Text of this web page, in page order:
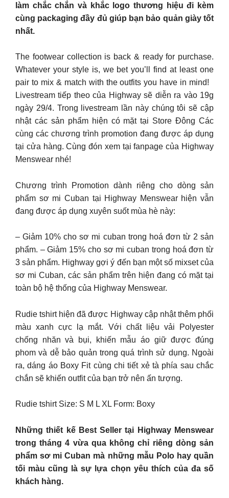
làm chắc chắn và khắc logo thương hiệu đi kèm
cùng packaging đầy đủ giúp bạn bảo quản giày tốt
nhất.
The footwear collection is back & ready for purchase.
Whatever your style is, we bet you’ll find at least one
pair to mix & match with the outfits you have in mind!
Livestream tiếp theo của Highway sẽ diễn ra vào 19g
ngày 29/4. Trong livestream lần này chúng tôi sẽ cập
nhật các sản phẩm hiện có mặt tại Store Đông Các
cùng các chương trình promotion đang được áp dụng
tại cửa hàng. Cùng đón xem tại fanpage của Highway
Menswear nhé!
Chương trình Promotion dành riêng cho dòng sản
phẩm sơ mi Cuban tại Highway Menswear hiện vẫn
đang được áp dụng xuyên suốt mùa hè này:
– Giảm 10% cho sơ mi cuban trong hoá đơn từ 2 sản
phẩm. – Giảm 15% cho sơ mi cuban trong hoá đơn từ
3 sản phẩm. Highway gợi ý đến bạn một số mixset của
sơ mi Cuban, các sản phẩm trên hiện đang có mặt tại
toàn bộ hệ thống của Highway Menswear.
Rudie tshirt hiện đã được Highway cập nhật thêm phối
màu xanh cực lạ mắt. Với chất liệu vải Polyester
chống nhăn và bụi, khiến mẫu áo giữ được đúng
phom và dễ bảo quản trong quá trình sử dụng. Ngoài
ra, dáng áo Boxy Fit cùng chi tiết xẻ tà phía sau chắc
chắn sẽ khiến outfit của bạn trở nên ấn tượng.
Rudie tshirt Size: S M L XL Form: Boxy
Những thiết kế Best Seller tại Highway Menswear
trong tháng 4 vừa qua không chỉ riêng dòng sản
phẩm sơ mi Cuban mà những mẫu Polo hay quần
tối màu cũng là sự lựa chọn yêu thích của đa số
khách hàng.